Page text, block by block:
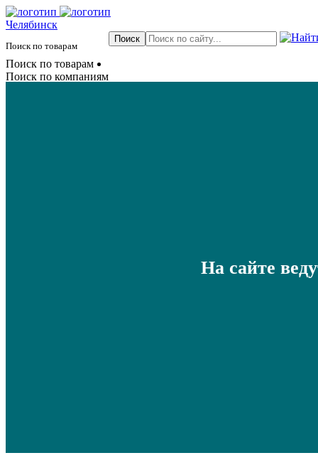
Челябинск
Поиск по товарам
Поиск по товарам
Поиск по компаниям
На сайте